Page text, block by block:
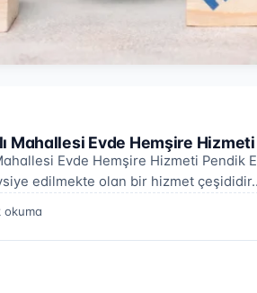
Mahallesi Evde Hemşire
Evde Hemşire Hizmeti Pendik
edilmekte olan bir hizmet
okuma